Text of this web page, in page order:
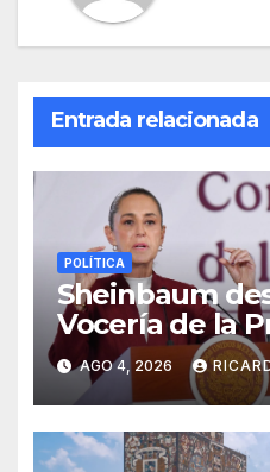
Entrada relacionada
POLÍTICA
Sheinbaum
Vocería de la
crea nueva
Ayudantía
AGO 4, 2026